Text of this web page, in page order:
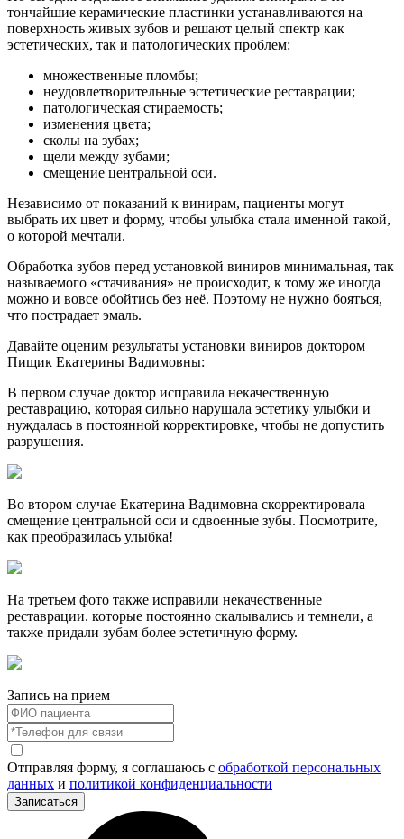
тончайшие керамические пластинки устанавливаются на
поверхность живых зубов и решают целый спектр как
эстетических, так и патологических проблем:
множественные пломбы;
неудовлетворительные эстетические реставрации;
патологическая стираемость;
изменения цвета;
сколы на зубах;
щели между зубами;
смещение центральной оси.
Независимо от показаний к винирам, пациенты могут
выбрать их цвет и форму, чтобы улыбка стала именной такой,
о которой мечтали.
Обработка зубов перед установкой виниров минимальная, так
называемого «стачивания» не происходит, к тому же иногда
можно и вовсе обойтись без неё. Поэтому не нужно бояться,
что пострадает эмаль.
Давайте оценим результаты установки виниров доктором
Пищик Екатерины Вадимовны:
В первом случае доктор исправила некачественную
реставрацию, которая сильно нарушала эстетику улыбки и
нуждалась в постоянной корректировке, чтобы не допустить
разрушения.
Во втором случае Екатерина Вадимовна скорректировала
смещение центральной оси и сдвоенные зубы. Посмотрите,
как преобразилась улыбка!
На третьем фото также исправили некачественные
реставрации. которые постоянно скалывались и темнели, а
также придали зубам более эстетичную форму.
Запись на прием
Отправляя форму, я соглашаюсь с обработкой персональных
данных и политикой конфиденциальности
Записаться